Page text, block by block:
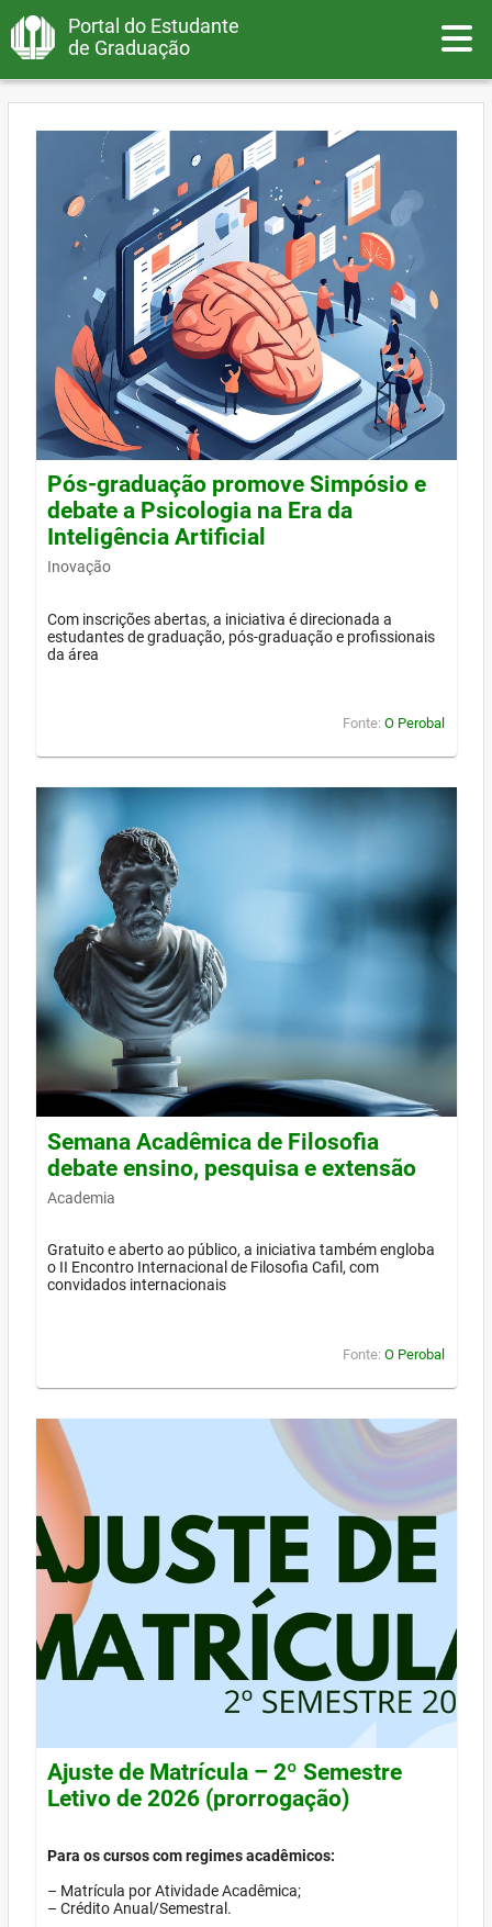
Portal do Estudante
de Graduação
Pós-graduação promove Simpósio e
debate a Psicologia na Era da
Inteligência Artificial
Inovação
Com inscrições abertas, a iniciativa é direcionada a
estudantes de graduação, pós-graduação e profissionais
da área
Fonte: O Perobal
Semana Acadêmica de Filosofia
debate ensino, pesquisa e extensão
Academia
Gratuito e aberto ao público, a iniciativa também engloba
o II Encontro Internacional de Filosofia Cafil, com
convidados internacionais
Fonte: O Perobal
Ajuste de Matrícula – 2º Semestre
Letivo de 2026 (prorrogação)
Para os cursos com regimes acadêmicos:
– Matrícula por Atividade Acadêmica;
– Crédito Anual/Semestral.